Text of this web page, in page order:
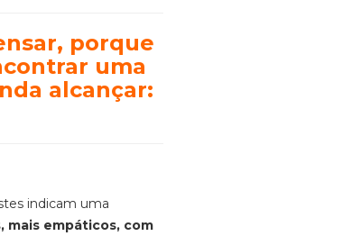
porque
uma
alcançar:
indicam uma
mais empáticos, com